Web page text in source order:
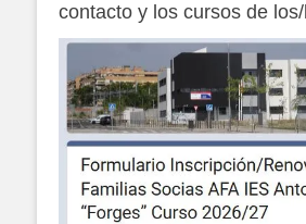
contacto y los cursos de